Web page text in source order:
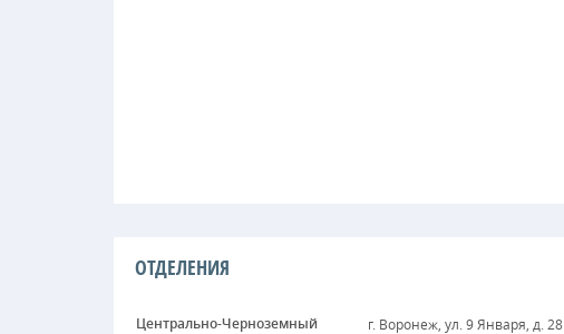
ОТДЕЛЕНИЯ
Центрально-Черноземный
г. Воронеж, ул. 9 Января, д. 28